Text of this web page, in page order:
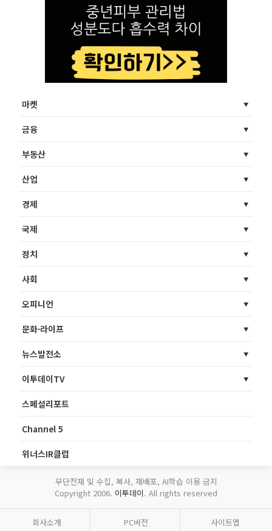
마켓
금융
부동산
산업
경제
국제
정치
사회
오피니언
문화·라이프
뉴스발전소
이투데이TV
스페셜리포트
Channel 5
위너스IR클럽
무단전재 및 수집, 복사, 재배포, AI학습 이용 금지
Copyright 2006. 이투데이. All rights reserved
회사소개 PC버전 사이트맵